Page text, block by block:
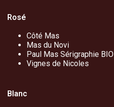
Rosé
Côté Mas
Mas du Novi
Paul Mas Sérigraphie BIO
Vignes de Nicoles
Blanc